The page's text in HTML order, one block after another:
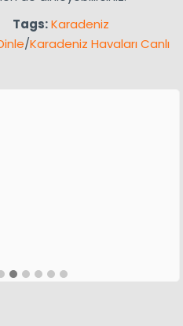
Tags:Karadeniz
/Karadeniz Havaları Canlı